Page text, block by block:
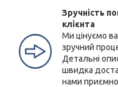
Зручність
клієнта
Ми цінуємо
зручний
Детальні
швидка
нами